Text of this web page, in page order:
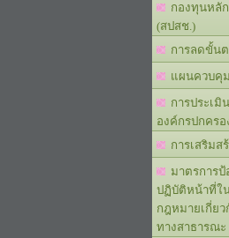
กองทุนหลั
(สปสช.)
การลดขั้น
แผนควบคุ
การประเมิ
องค์กรปกครอ
การเสริม
มาตรการป้
ปฏิบัติหน้าที่ใ
กฎหมายเกี่ย
ทางสาธารณะ